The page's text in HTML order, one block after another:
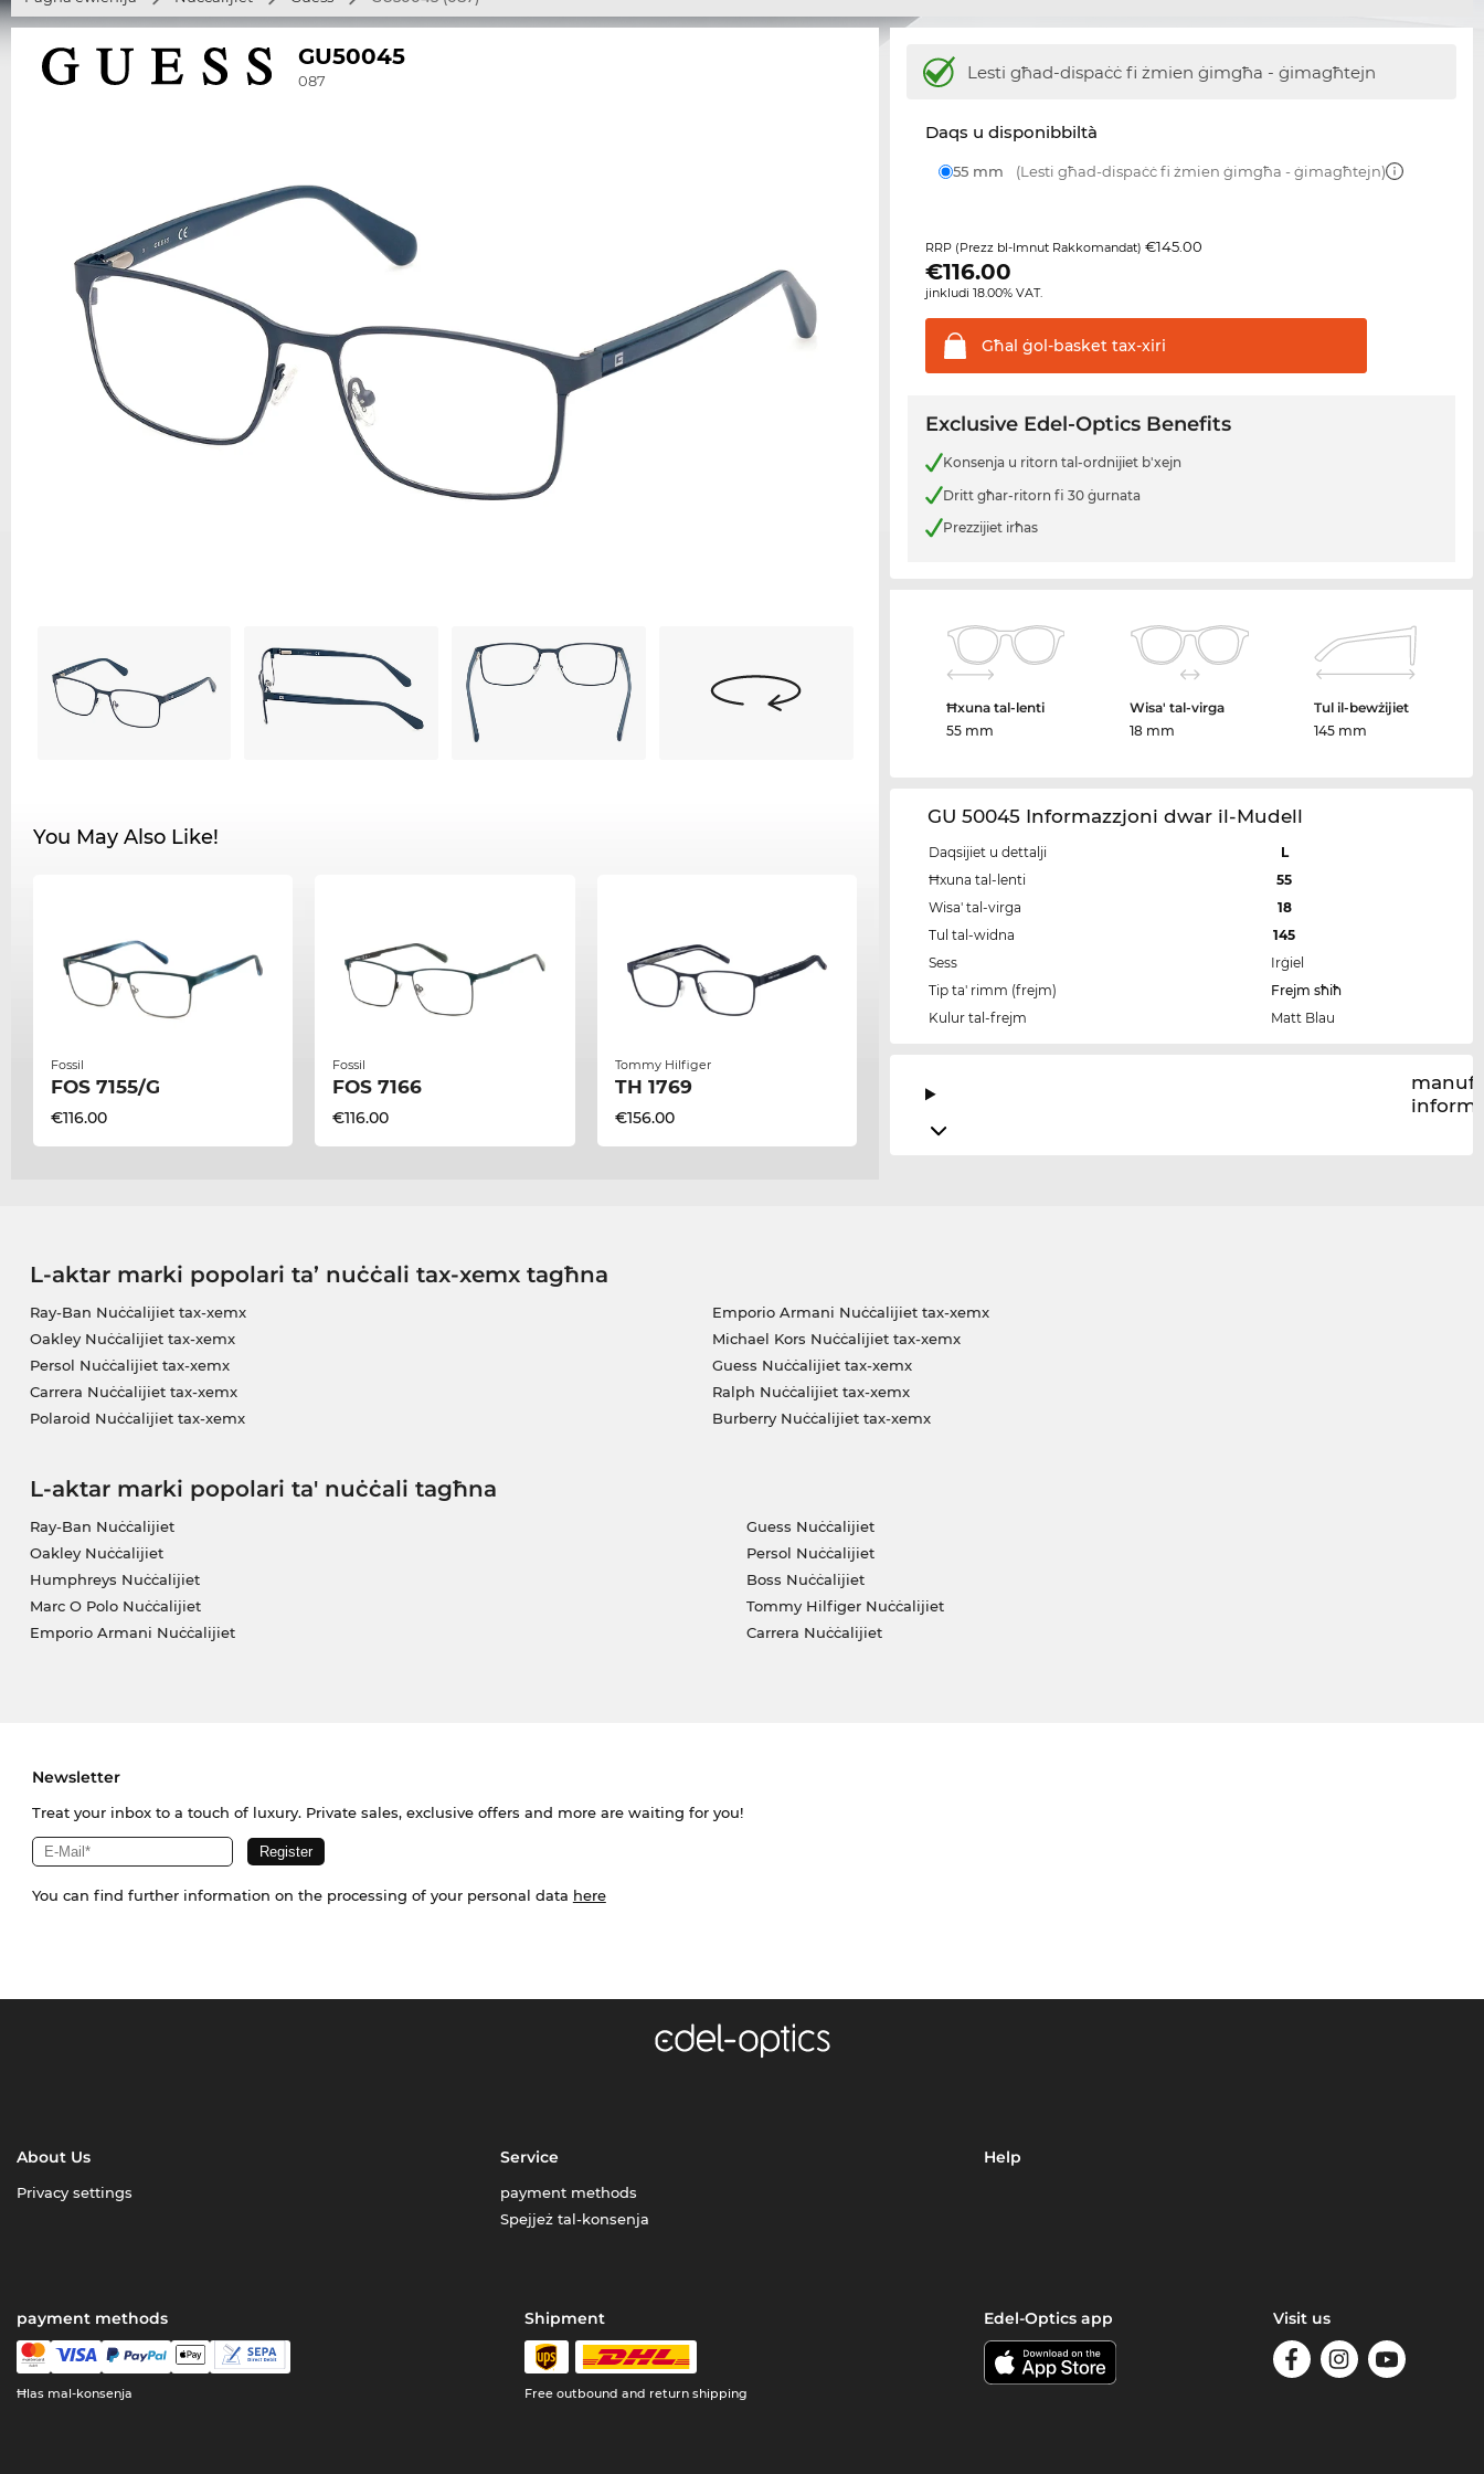
GU50045
087
You May Also Like!
Fossil
FOS 7155/G
€116.00
Fossil
FOS 7166
€116.00
Tommy Hilfiger
TH 1769
€156.00
Lesti għad-dispaċċ fi żmien ġimgħa - ġimagħtejn
Daqs u disponibbiltà
55 mm (Lesti għad-dispaċċ fi żmien ġimgħa - ġimagħtejn)
RRP (Prezz bl-Imnut Rakkomandat)€145.00
€116.00
jinkludi 18.00% VAT.
Għal ġol-basket tax-xiri
Exclusive Edel-Optics Benefits
Konsenja u ritorn tal-ordnijiet b'xejn
Dritt għar-ritorn fi 30 ġurnata
Prezzijiet irħas
Ħxuna tal-lenti
55 mm
Wisa' tal-virga
18 mm
Tul il-bewżijiet
145 mm
GU 50045 Informazzjoni dwar il-Mudell
Daqsijiet u dettalji
L
Ħxuna tal-lenti
55
Wisa' tal-virga
18
Tul tal-widna
145
Sess
Irġiel
Tip ta' rimm (frejm)
Frejm sħiħ
Kulur tal-frejm
Matt Blau
L-aktar marki popolari ta’ nuċċali tax-xemx tagħna
Ray-Ban Nuċċalijiet tax-xemx
Oakley Nuċċalijiet tax-xemx
Persol Nuċċalijiet tax-xemx
Carrera Nuċċalijiet tax-xemx
Polaroid Nuċċalijiet tax-xemx
Emporio Armani Nuċċalijiet tax-xemx
Michael Kors Nuċċalijiet tax-xemx
Guess Nuċċalijiet tax-xemx
Ralph Nuċċalijiet tax-xemx
Burberry Nuċċalijiet tax-xemx
L-aktar marki popolari ta' nuċċali tagħna
Ray-Ban Nuċċalijiet
Oakley Nuċċalijiet
Humphreys Nuċċalijiet
Marc O Polo Nuċċalijiet
Emporio Armani Nuċċalijiet
Guess Nuċċalijiet
Persol Nuċċalijiet
Boss Nuċċalijiet
Tommy Hilfiger Nuċċalijiet
Carrera Nuċċalijiet
Newsletter
Treat your inbox to a touch of luxury. Private sales, exclusive offers and more are waiting for you!
You can find further information on the processing of your personal data here
About Us
Privacy settings
Service
payment methods
Spejjeż tal-konsenja
Help
payment methods
Ħlas mal-konsenja
Shipment
Free outbound and return shipping
Edel-Optics app Visit us